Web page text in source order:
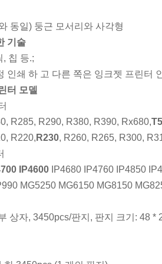
동일) 둥근 모서리와 사각형
기술
, 칩 등.;
인쇄 하 고 다른 쪽은 잉크젯 프린터
터 모델
R285, R290, R380, R390, Rx680,
R220, R230, R260, R265, R300,
IP4600 IP4680 IP4760 IP4850
MG5250 MG6150 MG8150
상자, 3450pcs/판지, 판지 크기: 48 *